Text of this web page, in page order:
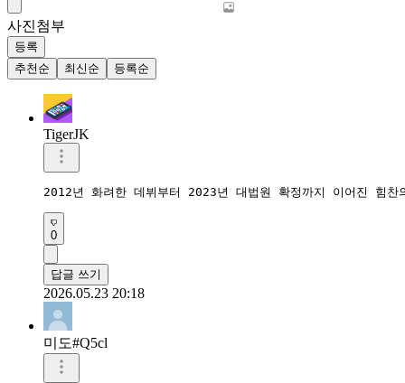
사진첨부
등록
추천순
최신순 등록순
TigerJK
2012년 화려한 데뷔부터 2023년 대법원 확정까지 이어진 힘
0
답글 쓰기
2026.05.23 20:18
미도#Q5cl